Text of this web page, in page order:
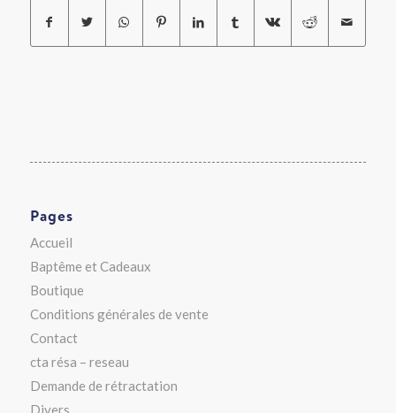
Pages
Accueil
Baptême et Cadeaux
Boutique
Conditions générales de vente
Contact
cta résa – reseau
Demande de rétractation
Divers